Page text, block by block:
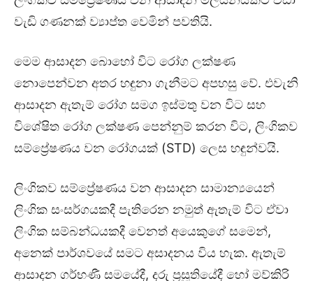
වැඩි ගණනක් ව්‍යාප්ත වෙමින් පවතියි.
මෙම ආසාදන බොහෝ විට රෝග ලක්ෂණ
නොපෙන්වන අතර හඳුනා ගැනීමට අපහසු වේ. එවැනි
ආසාදන ඇතැම් රෝග සමග ඉස්මතු වන විට සහ
විශේෂිත රෝග ලක්ෂණ පෙන්නුම් කරන විට, ලිංගිකව
සම්ප්‍රේෂණය වන රෝගයක් (STD) ලෙස හඳුන්වයි.
ලිංගිකව සම්ප්‍රේෂණය වන ආසාදන සාමාන්‍යයෙන්
ලිංගික සංසර්ගයකදී පැතිරෙන නමුත් ඇතැම් විට ඒවා
ලිංගික සම්බන්ධයකදී වෙනත් අයෙකුගේ සමෙන්,
අනෙක් පාර්ශවයේ සමට අසාදනය විය හැක. ඇතැම්
ආසාදන ගර්භණී සමයේදී, දරු ප්‍රසූතියේදී හෝ මව්කිරි